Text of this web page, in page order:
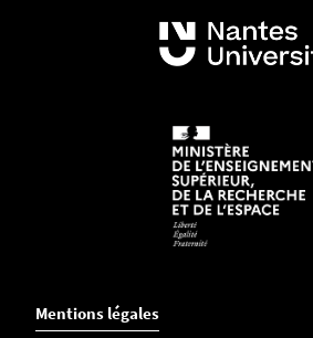
Mentions légales